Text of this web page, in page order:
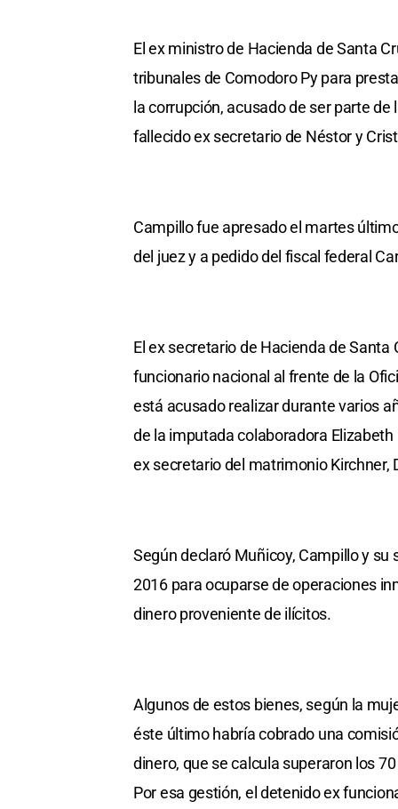
El ex ministro de Hacienda de Santa
tribunales de Comodoro Py para
la corrupción, acusado de ser parte
fallecido ex secretario de Néstor y
Campillo fue apresado el martes
del juez y a pedido del fiscal federal
El ex secretario de Hacienda de
funcionario nacional al frente de la
está acusado realizar durante varios
de la imputada colaboradora
ex secretario del matrimonio Kirchner,
Según declaró Muñicoy, Campillo y
2016 para ocuparse de operaciones
dinero proveniente de ilícitos.
Algunos de estos bienes, según la
éste último habría cobrado una
dinero, que se calcula superaron los
Por esa gestión, el detenido ex